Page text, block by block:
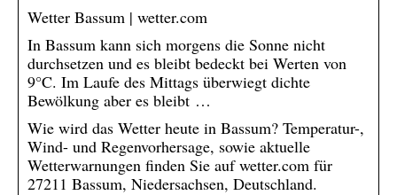
Wetter Bassum | wetter.com
In Bassum kann sich morgens die Sonne nicht
durchsetzen und es bleibt bedeckt bei Werten von
9°C. Im Laufe des Mittags überwiegt dichte
Bewölkung aber es bleibt …
Wie wird das Wetter heute in Bassum? Temperatur-,
Wind- und Regenvorhersage, sowie aktuelle
Wetterwarnungen finden Sie auf wetter.com für
27211 Bassum, Niedersachsen, Deutschland.